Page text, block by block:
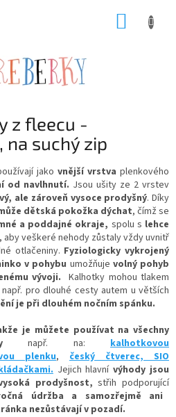
z fleecu -
na suchý zip
jakovnější vrstva plenkového
od navlhnutí. Jsou ušity ze 2 vrstev
ale zároveň vysoce prodyšný. Díky
dětská pokožka dýchat, čímž se
a poddajné okraje, spolu s lehce
aby veškeré nehody zůstaly vždy uvnitř
otlačeniny. Fyziologicky vykrojený
v pohybu umožňuje volný pohyb
vývoji. Kalhotky mohou tlakem
pro dlouhé cesty autem u větších
je při dlouhém nočním spánku.
je můžete používat na všechny
např. na: kalhotkovou
plenku, český čtverec, SIO
Jejich hlavnívýhody jsou
prodyšnost,střih podporující
údržba a samozřejmě ani
nezůstávají v pozadí.